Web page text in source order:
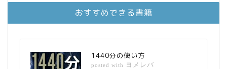
おすすめできる書籍
1440分の使い方
posted with ヨメレバ